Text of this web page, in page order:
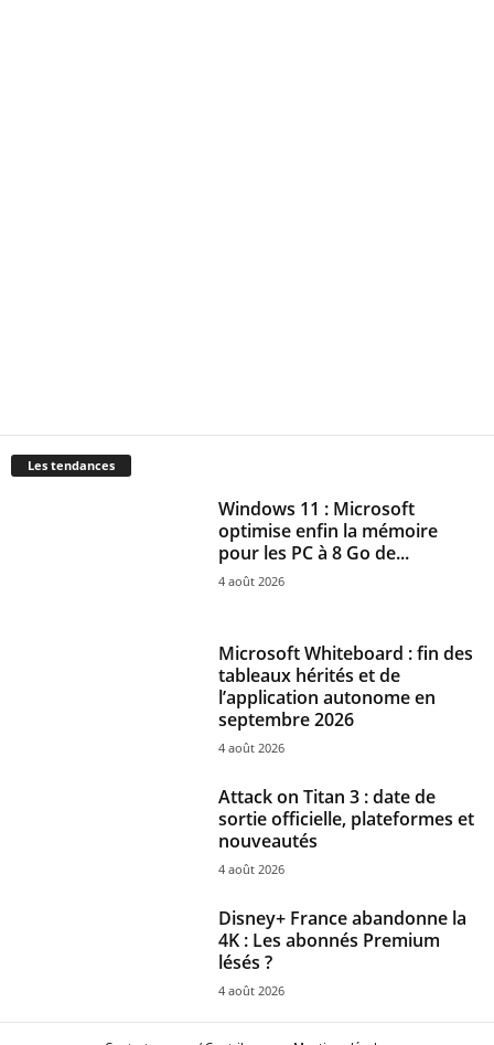
Les tendances
Windows 11 : Microsoft
optimise enfin la mémoire
pour les PC à 8 Go de...
4 août 2026
Microsoft Whiteboard : fin des
tableaux hérités et de
l’application autonome en
septembre 2026
4 août 2026
Attack on Titan 3 : date de
sortie officielle, plateformes et
nouveautés
4 août 2026
Disney+ France abandonne la
4K : Les abonnés Premium
lésés ?
4 août 2026